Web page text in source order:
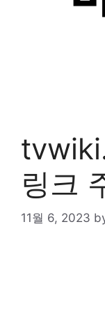
링크
11월 6, 2023